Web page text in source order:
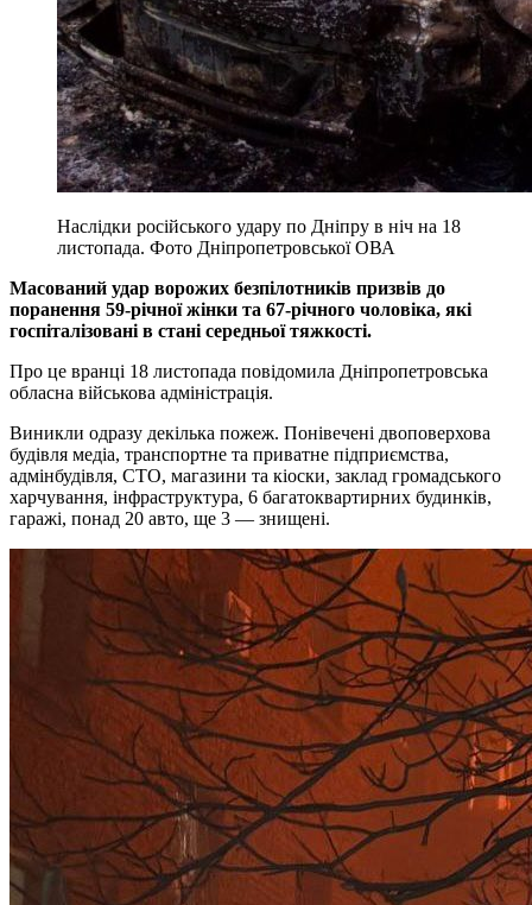
Наслідки російського удару по Дніпру в ніч на 18
листопада. Фото Дніпропетровської ОВА
Масований удар ворожих безпілотників призвів до
поранення 59-річної жінки та 67-річного чоловіка, які
госпіталізовані в стані середньої тяжкості.
Про це вранці 18 листопада повідомила Дніпропетровська
обласна військова адміністрація.
Виникли одразу декілька пожеж. Понівечені двоповерхова
будівля медіа, транспортне та приватне підприємства,
адмінбудівля, СТО, магазини та кіоски, заклад громадського
харчування, інфраструктура, 6 багатоквартирних будинків,
гаражі, понад 20 авто, ще 3 — знищені.